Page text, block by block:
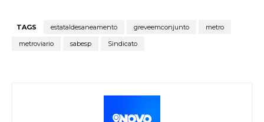
TAGS estataldesaneamento greveemconjunto
metro
metroviario
sabesp Sindicato